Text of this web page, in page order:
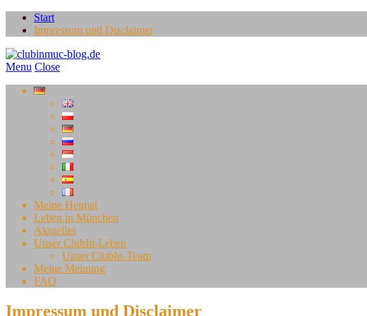
Start
Impressum und Disclaimer
Menu Close
Meine Heimat
Leben in München
Aktuelles
Unser ClubIn-Leben
Unser ClubIn-Team
Meine Meinung
FAQ
Impressum und Disclaimer